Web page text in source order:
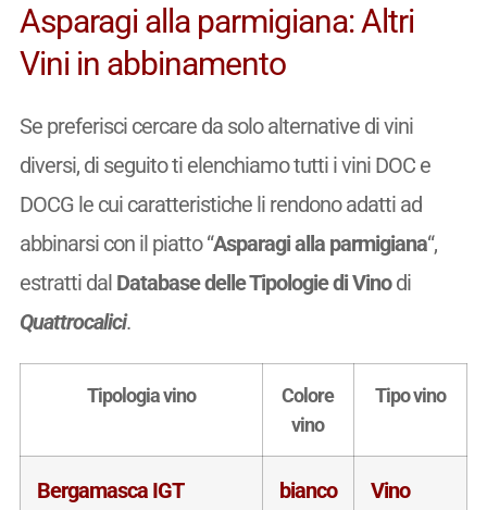
Asparagi alla parmigiana: Altri
Vini in abbinamento
Se preferisci cercare da solo alternative di vini
diversi, di seguito ti elenchiamo tutti i vini DOC e
DOCG le cui caratteristiche li rendono adatti ad
abbinarsi con il piatto “Asparagi alla parmigiana“,
estratti dal Database delle Tipologie di Vinodi
Quattrocalici.
Tipologia vino
Colore
vino
Tipo vino
Bergamasca IGT
bianco
Vino